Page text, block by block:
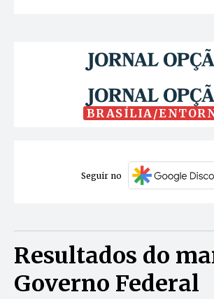
BRASÍLIA/
Seguir no
Resultados do
Governo Federal